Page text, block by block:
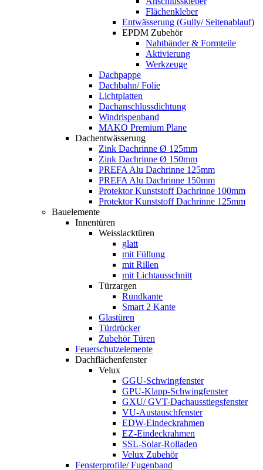
Flächenkleber
Entwässerung (Gully/ Seitenablauf)
EPDM Zubehör
Nahtbänder & Formteile
Aktivierung
Werkzeuge
Dachpappe
Dachbahn/ Folie
Lichtplatten
Dachanschlussdichtung
Windrispenband
MAKO Premium Plane
Dachentwässerung
Zink Dachrinne Ø 125mm
Zink Dachrinne Ø 150mm
PREFA Alu Dachrinne 125mm
PREFA Alu Dachrinne 150mm
Protektor Kunststoff Dachrinne 100mm
Protektor Kunststoff Dachrinne 125mm
Bauelemente
Innentüren
Weisslacktüren
glatt
mit Füllung
mit Rillen
mit Lichtausschnitt
Türzargen
Rundkante
Smart 2 Kante
Glastüren
Türdrücker
Zubehör Türen
Feuerschutzelemente
Dachflächenfenster
Velux
GGU-Schwingfenster
GPU-Klapp-Schwingfenster
GXU/ GVT-Dachausstiegsfenster
VU-Austauschfenster
EDW-Eindeckrahmen
EZ-Eindeckrahmen
SSL-Solar-Rolladen
Velux Zubehör
Fensterprofile/ Fugenband